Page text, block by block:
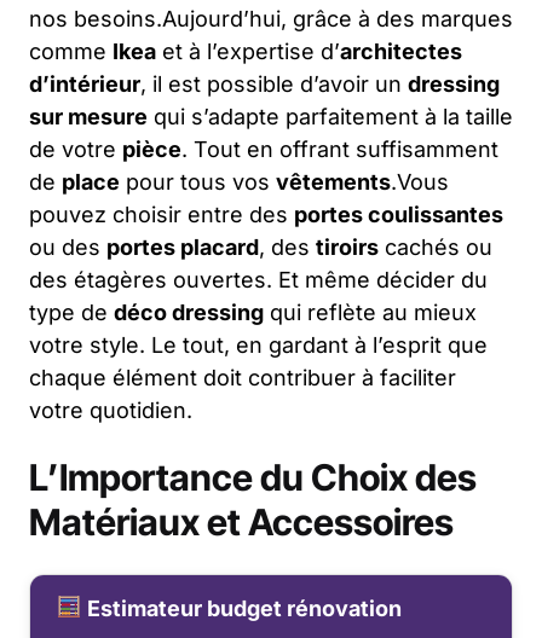
nos besoins.Aujourd’hui, grâce à des marques
comme Ikea et à l’expertise d’architectes
d’intérieur, il est possible d’avoir un dressing
sur mesure qui s’adapte parfaitement à la taille
de votre pièce. Tout en offrant suffisamment
de place pour tous vos vêtements.Vous
pouvez choisir entre des portes coulissantes
ou des portes placard, des tiroirs cachés ou
des étagères ouvertes. Et même décider du
type de déco dressing qui reflète au mieux
votre style. Le tout, en gardant à l’esprit que
chaque élément doit contribuer à faciliter
votre quotidien.
L’Importance du Choix des
Matériaux et Accessoires
Estimateur budget rénovation